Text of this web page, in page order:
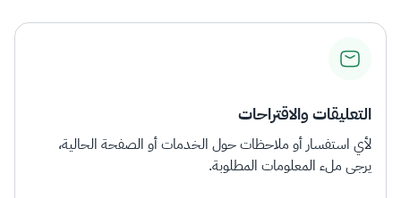
التعليقات والاقتراحات
لأي استفسار أو ملاحظات حول الخدمات أو الصفحة الحالية،
يرجى ملء المعلومات المطلوبة.